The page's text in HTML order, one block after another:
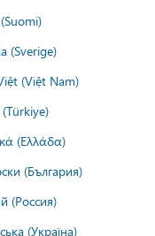
(Sverige)
(Việt Nam)
(Ελλάδα)
(България)
(Россия)
(Україна)